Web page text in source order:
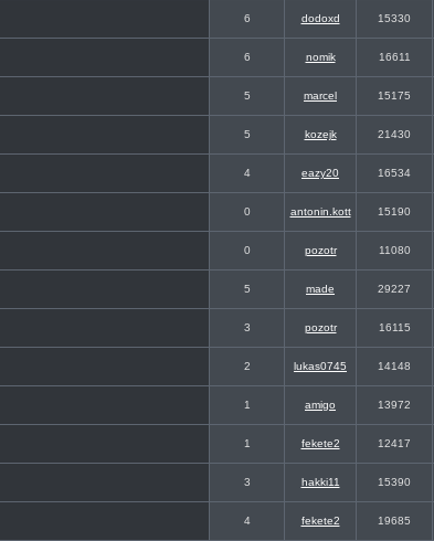
6 dodoxd 15330
6 nomik 16611
5 marcel 15175
5 kozejk 21430
4 eazy20 16534
0 antonin.kott 15190
0 pozotr 11080
5 made 29227
3 pozotr 16115
2 lukas0745 14148
1 amigo 13972
1 fekete2 12417
3 hakki11 15390
4 fekete2 19685